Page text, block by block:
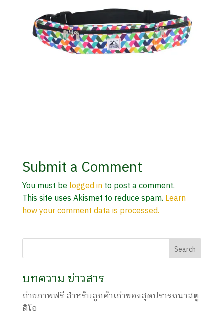
Submit a Comment
You must be logged into post a comment.
This site uses Akismet to reduce spam. Learn
how your comment data is processed.
บทความ ข่าวสาร
ถ่ายภาพฟรี สำหรับลูกค้าเก่าของสุดปรารถนาสตู
ดิโอ